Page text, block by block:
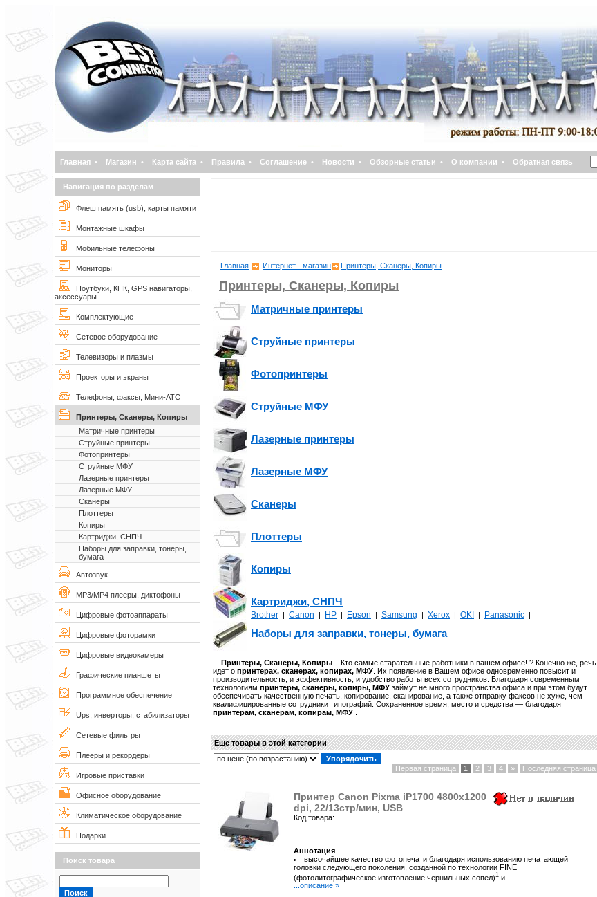
Главная • Магазин • Карта сайта • Правила • Соглашение • Новости • Обзорные статьи • О компании • Обратная связь
Навигация по разделам
Флеш память (usb), карты памяти
Монтажные шкафы
Мобильные телефоны
Мониторы
Ноутбуки, КПК, GPS навигаторы,
аксессуары
Комплектующие
Сетевое оборудование
Телевизоры и плазмы
Проекторы и экраны
Телефоны, факсы, Мини-АТС
Принтеры, Сканеры, Копиры
Матричные принтеры
Струйные принтеры
Фотопринтеры
Струйные МФУ
Лазерные принтеры
Лазерные МФУ
Сканеры
Плоттеры
Копиры
Картриджи, СНПЧ
Наборы для заправки, тонеры,
бумага
Автозвук
MP3/MP4 плееры, диктофоны
Цифровые фотоаппараты
Цифровые фоторамки
Цифровые видеокамеры
Графические планшеты
Программное обеспечение
Ups, инверторы, стабилизаторы
Сетевые фильтры
Плееры и рекордеры
Игровые приставки
Офисное оборудование
Климатическое оборудование
Подарки
Поиск товара
Главная Интернет - магазин Принтеры, Сканеры, Копиры
Принтеры, Сканеры, Копиры
Матричные принтеры
Струйные принтеры
Фотопринтеры
Струйные МФУ
Лазерные принтеры
Лазерные МФУ
Сканеры
Плоттеры
Копиры
Картриджи, СНПЧ
Brother | Canon | HP | Epson | Samsung | Xerox | OKI | Panasonic |
Наборы для заправки, тонеры, бумага
Принтеры, Сканеры, Копиры – Кто самые старательные работники в вашем офисе! ? Конечно же, речь
идет о принтерах, сканерах, копирах, МФУ . Их появление в Вашем офисе одновременно повысит и
производительность, и эффективность, и удобство работы всех сотрудников. Благодаря современным
технологиям принтеры, сканеры, копиры, МФУ займут не много пространства офиса и при этом будут
обеспечивать качественную печать, копирование, сканирование, а также отправку факсов не хуже, чем
квалифицированные сотрудники типографий. Сохраненное время, место и средства — благодаря
принтерам, сканерам, копирам, МФУ
Еще товары в этой категории
Первая страница 1 2 3 4 » Последняя страница
Принтер Canon Pixma iP1700 4800x1200
dpi, 22/13стр/мин, USB
Код товара:
Аннотация
высочайшее качество фотопечати благодаря использованию печатающей
головки следующего поколения, созданной по технологии FINE
(фотолитографическое изготовление чернильных сопел)1и...
...описание »